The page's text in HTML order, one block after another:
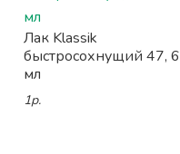
Лак Klassik
быстросохнущий 47, 6
мл
1р.